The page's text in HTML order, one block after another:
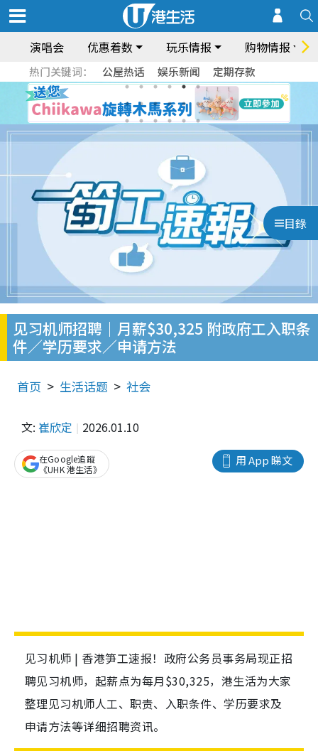
演唱会 优惠着数 玩乐情报 购物情报
热门关键词： 公屋热话 娱乐新闻 定期存款
目錄
见习机师招聘｜月薪$30,325 附政府工入职条
件／学历要求／申请方法
首页 生活话题 社会
文: 崔欣定 2026.01.10
用 App 睇文
在Google追蹤
《UHK 港生活》
见习机师 | 香港笋工速报！政府公务员事务局现正招
聘见习机师，起薪点为每月$30,325，港生活为大家
整理见习机师人工、职责、入职条件、学历要求及
申请方法等详细招聘资讯。